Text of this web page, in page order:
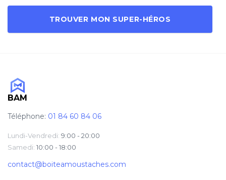
TROUVER MON SUPER-HÉROS
BAM
Téléphone: 01 84 60 84 06
Lundi-Vendredi: 9:00 - 20:00
Samedi: 10:00 - 18:00
contact@boiteamoustaches.com